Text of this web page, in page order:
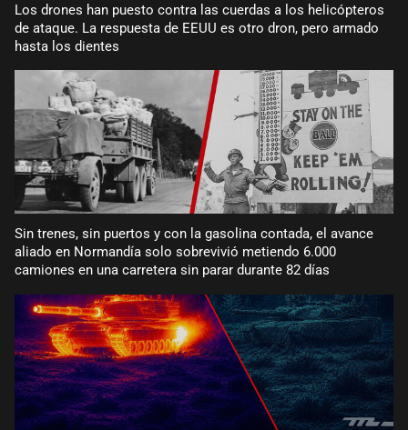
Los drones han puesto contra las cuerdas a los helicópteros
de ataque. La respuesta de EEUU es otro dron, pero armado
hasta los dientes
Sin trenes, sin puertos y con la gasolina contada, el avance
aliado en Normandía solo sobrevivió metiendo 6.000
camiones en una carretera sin parar durante 82 días